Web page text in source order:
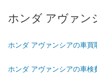
タイヤ
後輪サイズ 215/65R16
ホンダ アヴァン
ホンダ アヴァンシアの車買
ホンダ アヴァンシアの車検